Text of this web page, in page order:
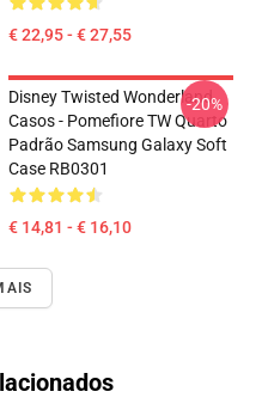
€ 22,95 - € 27,55
Disney Twisted Wonderland
Casos - Pomefiore TW Quarto
Padrão Samsung Galaxy Soft
Case RB0301
€ 14,81 - € 16,10
-20%